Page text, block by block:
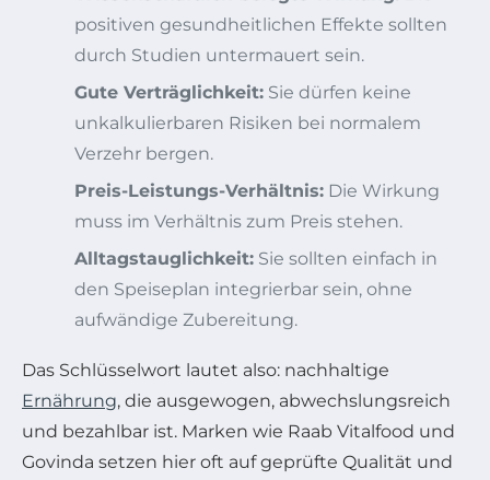
positiven gesundheitlichen Effekte sollten
durch Studien untermauert sein.
Gute Verträglichkeit: Sie dürfen keine
unkalkulierbaren Risiken bei normalem
Verzehr bergen.
Preis-Leistungs-Verhältnis: Die Wirkung
muss im Verhältnis zum Preis stehen.
Alltagstauglichkeit: Sie sollten einfach in
den Speiseplan integrierbar sein, ohne
aufwändige Zubereitung.
Das Schlüsselwort lautet also: nachhaltige
Ernährung, die ausgewogen, abwechslungsreich
und bezahlbar ist. Marken wie Raab Vitalfood und
Govinda setzen hier oft auf geprüfte Qualität und